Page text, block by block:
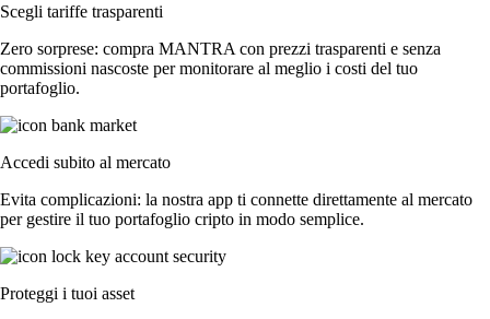
Scegli tariffe trasparenti
Zero sorprese: compra MANTRA con prezzi trasparenti e senza
commissioni nascoste per monitorare al meglio i costi del tuo
portafoglio.
Accedi subito al mercato
Evita complicazioni: la nostra app ti connette direttamente al mercato
per gestire il tuo portafoglio cripto in modo semplice.
Proteggi i tuoi asset